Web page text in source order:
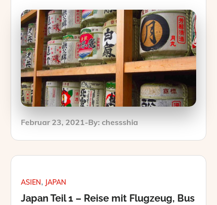
Posted
Februar 23, 2021 By:chessshia
ASIEN JAPAN
Japan Teil 1 – Reise mit Flugzeug, Bus